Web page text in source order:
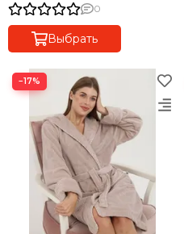
0
Выбрать
−17%